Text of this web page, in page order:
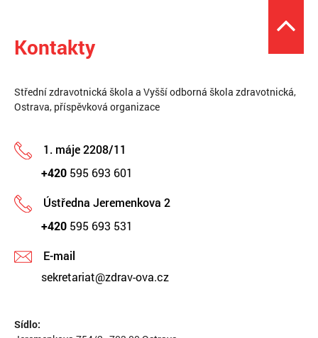
Kontakty
Střední zdravotnická škola a Vyšší odborná škola zdravotnická,
Ostrava, příspěvková organizace
1. máje 2208/11
+420 595 693 601
Ústředna Jeremenkova 2
+420 595 693 531
E-mail
sekretariat@zdrav-ova.cz
Sídlo: